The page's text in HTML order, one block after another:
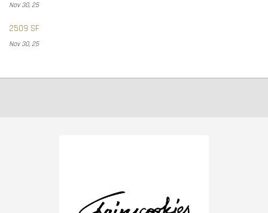
Nov 30, 25
2509 SF
Nov 30, 25